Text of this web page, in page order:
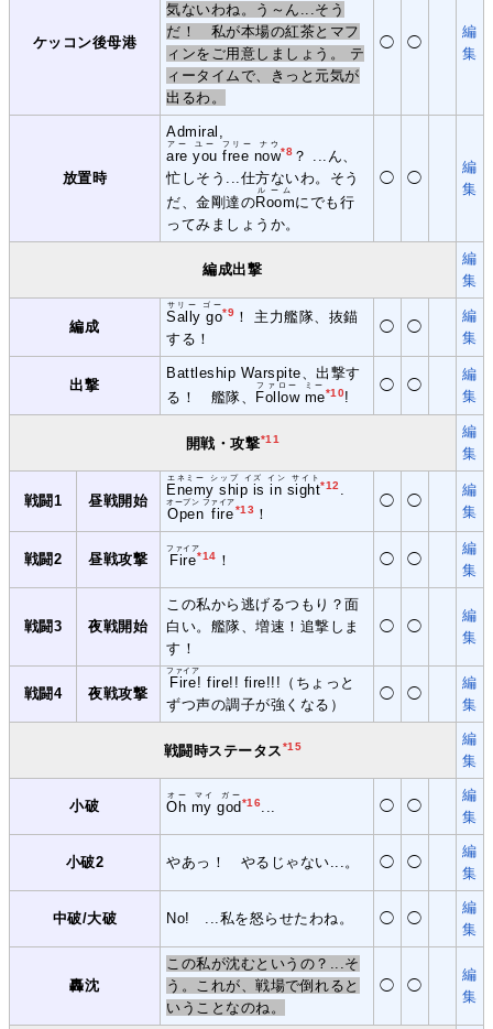
ケッコン後母港
気ないわね。う～ん...そう
だ！ 私が本場の紅茶とマフ
ィンをご用意しましょう。 テ
ィータイムで、きっと元気が
出るわ。
◯ ◯
編
集
放置時
Admiral,
are you free now
アー ユー フリー ナウ
*8 ？ ...ん、
忙しそう...仕方ないわ。そう
だ、金剛達のRoom
ルーム
にでも行
ってみましょうか。
◯ ◯
編
集
編成出撃
編
集
編成
Sally go
サリー ゴー
*9 ！ 主力艦隊、抜錨
する！
◯ ◯
編
集
出撃
Battleship Warspite、出撃す
る！ 艦隊、
Follow me
ファロー ミー
*10!
◯ ◯
編
集
開戦・攻撃*11
編
集
戦闘1 昼戦開始
Enemy ship is in sight
エネミー シップ イズ イン サイト
*12.
Open fire
オープン ファイア
*13 ！
◯ ◯
編
集
戦闘2 昼戦攻撃 Fire
ファイア
*14 ！ ◯ ◯
編
集
戦闘3 夜戦開始
この私から逃げるつもり？面
白い。艦隊、増速！追撃しま
す！
◯ ◯
編
集
戦闘4 夜戦攻撃
Fire
ファイア
! fire!! fire!!!（ちょっと
ずつ声の調子が強くなる）
◯ ◯
編
集
戦闘時ステータス*15
編
集
小破 Oh my god
オー マイ ガー
*16... ◯ ◯
編
集
小破2 やあっ！ やるじゃない...。 ◯ ◯
編
集
中破/大破 No! ...私を怒らせたわね。 ◯ ◯
編
集
轟沈
この私が沈むというの？...そ
う。これが、戦場で倒れると
いうことなのね。
◯ ◯
編
集